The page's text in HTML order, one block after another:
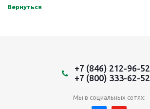
Вернуться
+7 (846) 212-96-52
+7 (800) 333-62-52
Мы в социальных сетях: